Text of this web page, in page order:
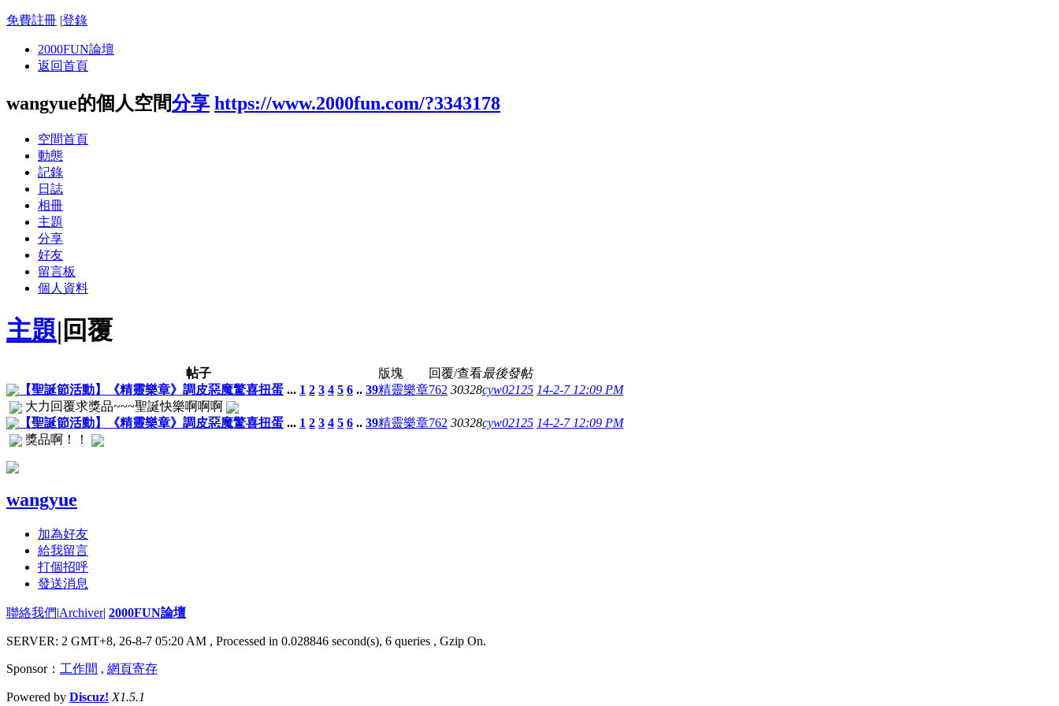
免費註冊 |登錄
2000FUN論壇
返回首頁
wangyue的個人空間分享 https://www.2000fun.com/?3343178
空間首頁
動態
記錄
日誌
相冊
主題
分享
好友
留言板
個人資料
主題| 回覆
帖子 版塊 回覆/查看最後發帖
【聖誕節活動】《精靈樂章》調皮惡魔驚喜扭蛋 ... 1 2 3 4 5 6 .. 39精靈樂章762 30328cyw02125 14-2-7 12:09 PM
大力回覆求獎品~~~聖誕快樂啊啊啊
【聖誕節活動】《精靈樂章》調皮惡魔驚喜扭蛋 ... 1 2 3 4 5 6 .. 39精靈樂章762 30328cyw02125 14-2-7 12:09 PM
獎品啊！！
wangyue
加為好友
給我留言
打個招呼
發送消息
聯絡我們|Archiver| 2000FUN論壇
SERVER: 2 GMT+8, 26-8-7 05:20 AM , Processed in 0.028846 second(s), 6 queries , Gzip On.
Sponsor： 工作間 , 網頁寄存
Powered by Discuz! X1.5.1